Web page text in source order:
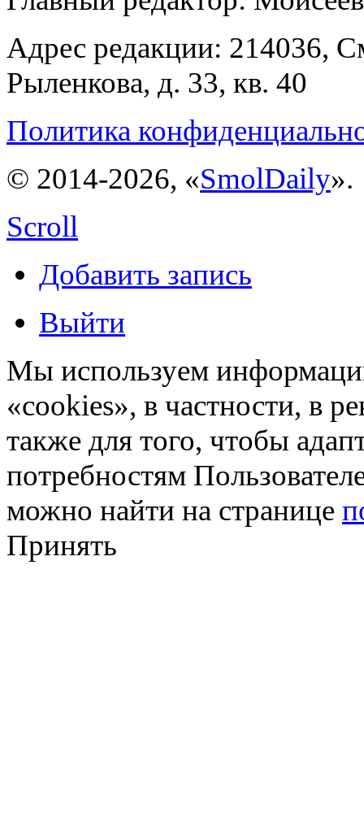
Адрес редакции: 214036,
Рыленкова, д. 33, кв. 40
Политика
© 2014-2026, «SmolDaily».
Scroll
Добавить запись
Выйти
Мы используем
«cookies», в частности, в
также для того, чтобы
потребностям
можно найти на странице
Принять